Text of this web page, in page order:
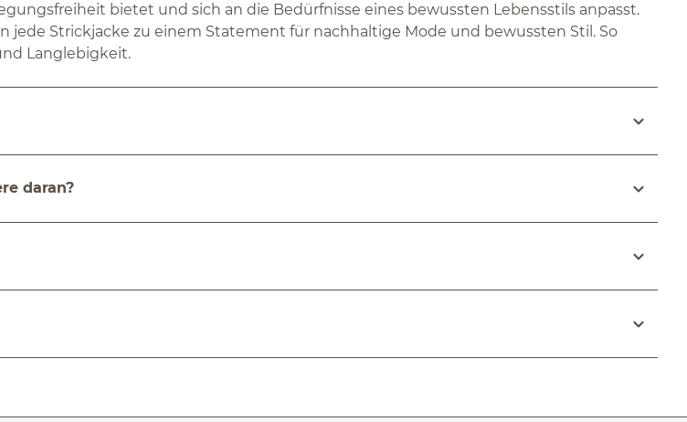
bietet und sich an die Bedürfnisse eines bewussten Lebensstils anpasst.
Strickjacke zu einem Statement für nachhaltige Mode und bewussten Stil. So
Langlebigkeit.
daran?